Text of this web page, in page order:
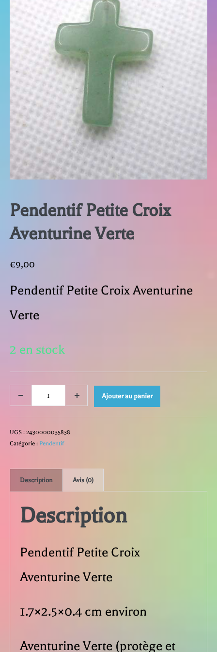
Pendentif Petite Croix
Aventurine Verte
€9,00
Pendentif Petite Croix Aventurine
Verte
2 en stock
quantité
de
Pendentif
Petite
Croix
Aventurine
Ajouter au panier
UGS : 2430000035838
Catégorie : Pendentif
Description Avis (0)
Description
Pendentif Petite Croix
Aventurine Verte
1.7×2.5×0.4 cm environ
Aventurine Verte (protège et